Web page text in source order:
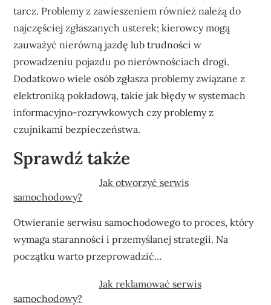
tarcz. Problemy z zawieszeniem również należą do
najczęściej zgłaszanych usterek; kierowcy mogą
zauważyć nierówną jazdę lub trudności w
prowadzeniu pojazdu po nierównościach drogi.
Dodatkowo wiele osób zgłasza problemy związane z
elektroniką pokładową, takie jak błędy w systemach
informacyjno-rozrywkowych czy problemy z
czujnikami bezpieczeństwa.
Sprawdź także
Jak otworzyć serwis
samochodowy?
Otwieranie serwisu samochodowego to proces, który
wymaga staranności i przemyślanej strategii. Na
początku warto przeprowadzić…
Jak reklamować serwis
samochodowy?